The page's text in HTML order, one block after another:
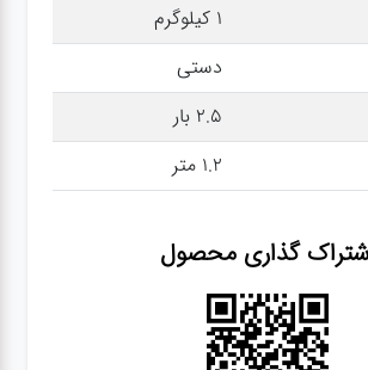
1 کیلوگرم
دستی
2.5 بار
1.2 متر
گذاری محصول